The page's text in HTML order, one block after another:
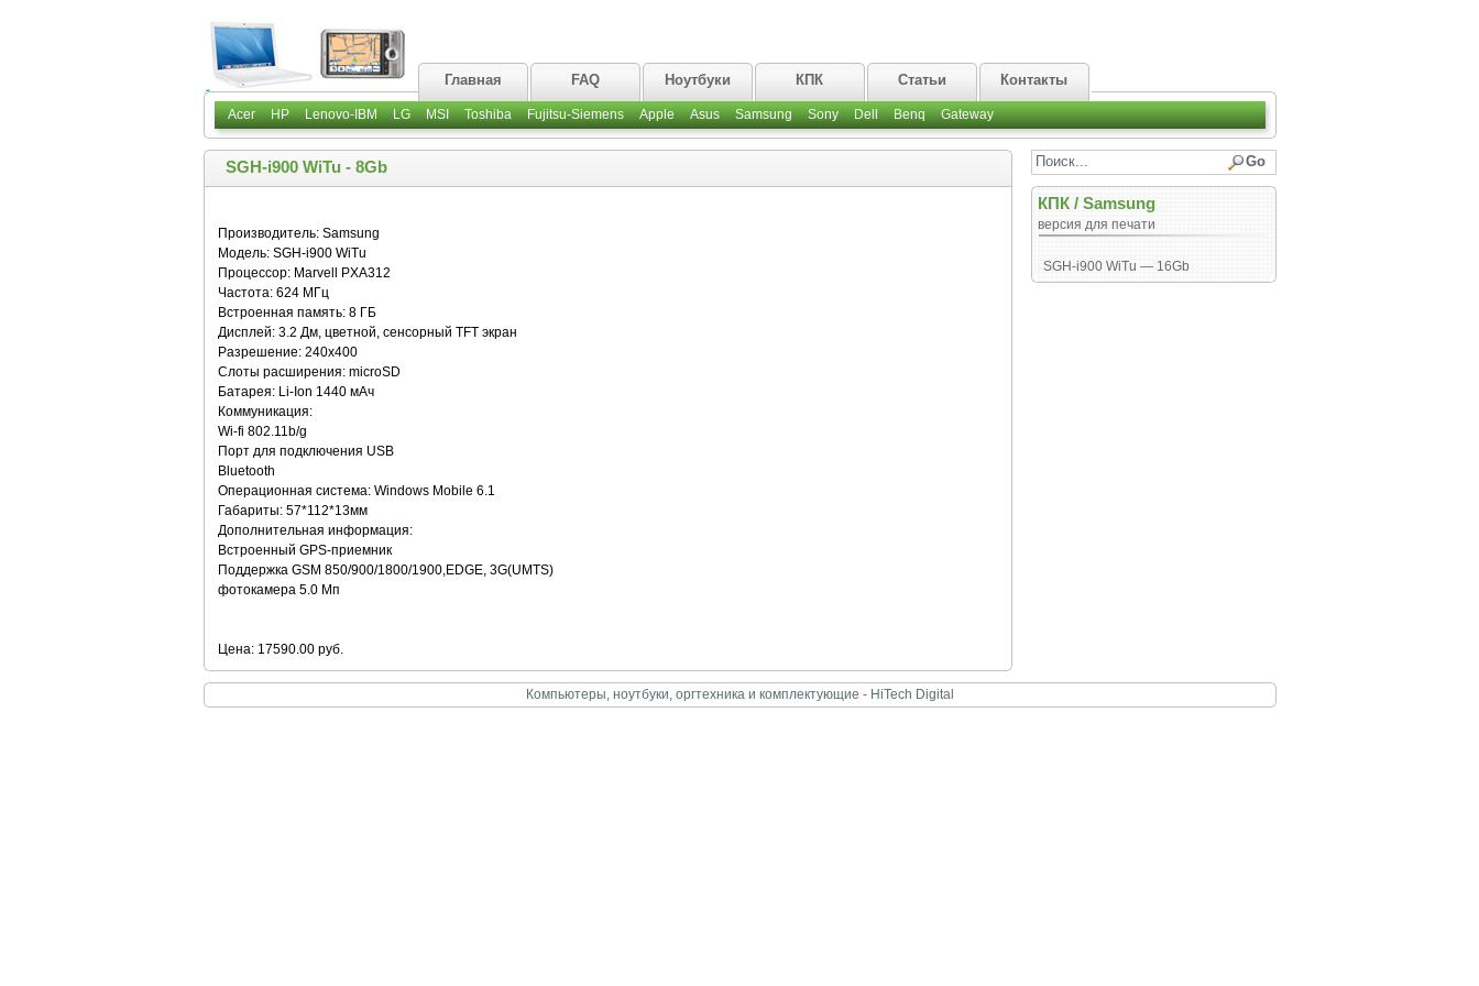
Главная FAQ Ноутбуки КПК Статьи Контакты
Acer HP Lenovo-IBM LG MSI Toshiba Fujitsu-Siemens Apple Asus Samsung Sony Dell Benq Gateway
SGH-i900 WiTu - 8Gb
Производитель: Samsung
Модель: SGH-i900 WiTu
Процессор: Marvell PXA312
Частота: 624 МГц
Встроенная память: 8 ГБ
Дисплей: 3.2 Дм, цветной, сенсорный TFT экран
Разрешение: 240x400
Слоты расширения: microSD
Батарея: Li-Ion 1440 мАч
Коммуникация:
Wi-fi 802.11b/g
Порт для подключения USB
Bluetooth
Операционная система: Windows Mobile 6.1
Габариты: 57*112*13мм
Дополнительная информация:
Встроенный GPS-приемник
Поддержка GSM 850/900/1800/1900,EDGE, 3G(UMTS)
фотокамера 5.0 Мп
Цена: 17590.00 руб.
КПК/ Samsung
версия для печати
SGH-i900 WiTu — 16Gb
Компьютеры, ноутбуки, оргтехника и комплектующие - HiTech Digital